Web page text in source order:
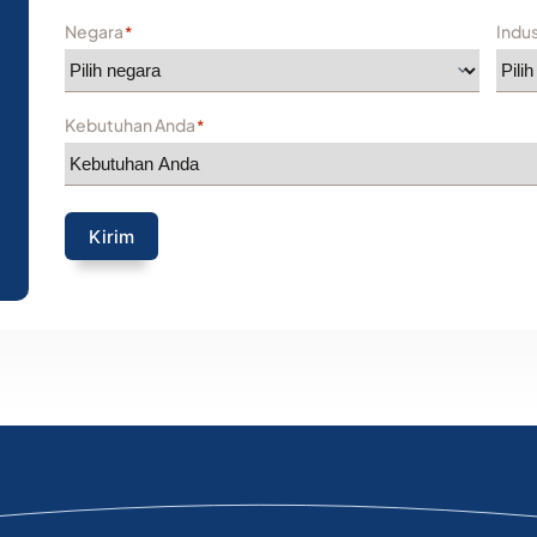
Negara*
Kebutuhan Anda*
Kirim